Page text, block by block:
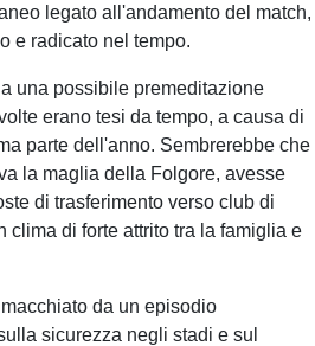
legato all'andamento del match,
e radicato nel tempo.
una possibile premeditazione
erano tesi da tempo, a causa di
parte dell'anno. Sembrerebbe che
la maglia della Folgore, avesse
di trasferimento verso club di
clima di forte attrito tra la famiglia e
da un episodio
sicurezza negli stadi e sul